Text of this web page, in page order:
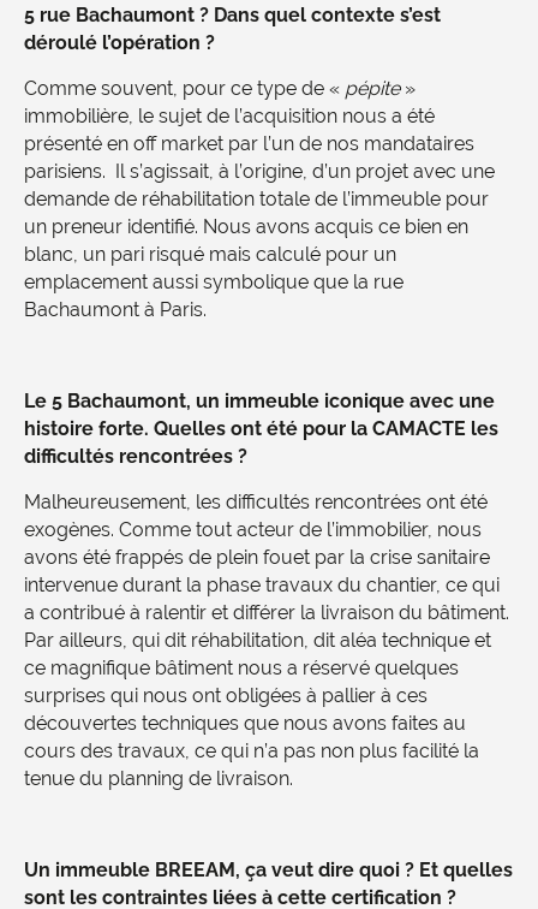
5 rue Bachaumont ? Dans quel contexte s’est
déroulé l’opération ?
Comme souvent, pour ce type de « pépite»
immobilière, le sujet de l’acquisition nous a été
présenté en off market par l’un de nos mandataires
parisiens. Il s’agissait, à l’origine, d’un projet avec une
demande de réhabilitation totale de l’immeuble pour
un preneur identifié. Nous avons acquis ce bien en
blanc, un pari risqué mais calculé pour un
emplacement aussi symbolique que la rue
Bachaumont à Paris.
Le 5 Bachaumont, un immeuble iconique avec une
histoire forte. Quelles ont été pour la CAMACTE les
difficultés rencontrées ?
Malheureusement, les difficultés rencontrées ont été
exogènes. Comme tout acteur de l’immobilier, nous
avons été frappés de plein fouet par la crise sanitaire
intervenue durant la phase travaux du chantier, ce qui
a contribué à ralentir et différer la livraison du bâtiment.
Par ailleurs, qui dit réhabilitation, dit aléa technique et
ce magnifique bâtiment nous a réservé quelques
surprises qui nous ont obligées à pallier à ces
découvertes techniques que nous avons faites au
cours des travaux, ce qui n’a pas non plus facilité la
tenue du planning de livraison.
Un immeuble BREEAM, ça veut dire quoi ? Et quelles
sont les contraintes liées à cette certification ?